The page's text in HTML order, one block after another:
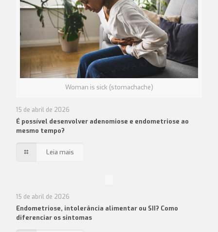
Woman is sick (stomachache)
15 de abril de 2026
É possível desenvolver adenomiose e endometriose ao
mesmo tempo?
Leia mais
15 de abril de 2026
Endometriose, intolerância alimentar ou SII? Como
diferenciar os sintomas